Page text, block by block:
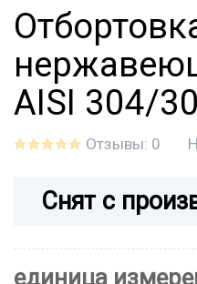
AISI 304/
Отзывы: 0
Снят с
единица